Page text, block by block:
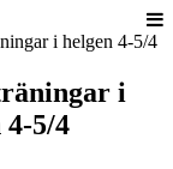
i
4-5/4